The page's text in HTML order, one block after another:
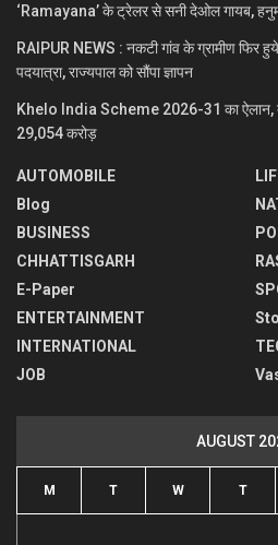
‘Ramayana’ के ट्रेलर से सनी देओल गायब,
RAIPUR NEWS : नकटी गांव के ग्रामीण फिर
पदयात्रा, राज्यपाल को सौंपा ज्ञापन
Khelo India Scheme 2026-31 का ऐलान,
29,054 करोड़
AUTOMOBILE
Blog
BUSINESS
CHHATTISGARH
E-Paper
ENTERTAINMENT
INTERNATIONAL
JOB
AUGUST
M T W T